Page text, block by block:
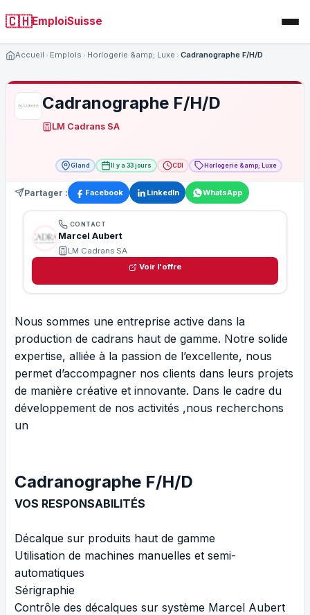
🇨🇭EmploiSuisse
Accueil Emplois Horlogerie &amp; Luxe Cadranographe F/H/D
Cadranographe F/H/D
LM Cadrans SA
Gland Il y a 33 jours CDI Horlogerie &amp; Luxe
Partager : Facebook LinkedIn WhatsApp
CONTACT
Marcel Aubert
LM Cadrans SA
Voir l'offre
Nous sommes une entreprise active dans la
production de cadrans haut de gamme. Notre solide
expertise, alliée à la passion de l’excellente, nous
permet d’accompagner nos clients dans leurs projets
de manière créative et innovante. Dans le cadre du
développement de nos activités ,nous recherchons
un
Cadranographe F/H/D
VOS RESPONSABILITÉS
Décalque sur produits haut de gamme
Utilisation de machines manuelles et semi-
automatiques
Sérigraphie
Contrôle des décalques sur système Marcel Aubert